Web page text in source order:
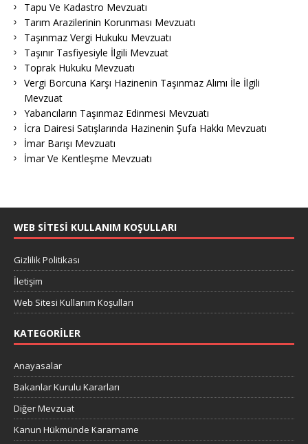
Tapu Ve Kadastro Mevzuatı
Tarım Arazilerinin Korunması Mevzuatı
Taşınmaz Vergi Hukuku Mevzuatı
Taşınır Tasfiyesiyle İlgili Mevzuat
Toprak Hukuku Mevzuatı
Vergi Borcuna Karşı Hazinenin Taşınmaz Alımı İle İlgili
Mevzuat
Yabancıların Taşınmaz Edinmesi Mevzuatı
İcra Dairesi Satışlarında Hazinenin Şufa Hakkı Mevzuatı
İmar Barışı Mevzuatı
İmar Ve Kentleşme Mevzuatı
WEB SITESI KULLANIM KOŞULLARI
Gizlilik Politikası
İletişim
Web Sitesi Kullanım Koşulları
KATEGORILER
Anayasalar
Bakanlar Kurulu Kararları
Diğer Mevzuat
Kanun Hükmünde Kararname